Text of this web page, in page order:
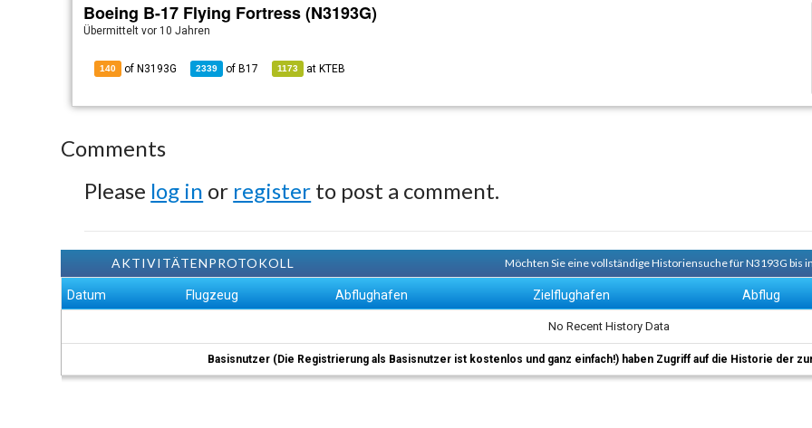
Boeing B-17 Flying Fortress (N3193G)
Übermitteltvor 10 Jahren
140 of N3193G 2339 of B17 1173 at KTEB
Comments
Please log in or register to post a comment.
AKTIVITÄTENPROTOKOLL Möchten Sie eine vollständige Historiensuche für N3193G bis
Datum Flugzeug Abflughafen Zielflughafen Abflug
No Recent History Data
Basisnutzer (Die Registrierung als Basisnutzer ist kostenlos und ganz einfach!) haben Zugriff auf die Historie der